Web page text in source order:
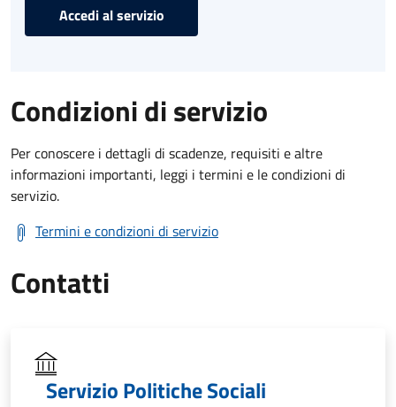
Accedi al servizio
Condizioni di servizio
Per conoscere i dettagli di scadenze, requisiti e altre
informazioni importanti, leggi i termini e le condizioni di
servizio.
Termini e condizioni di servizio
Contatti
Servizio Politiche Sociali